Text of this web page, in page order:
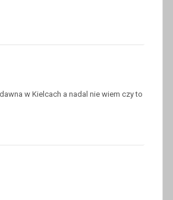
w Kielcach a nadal nie wiem czy to